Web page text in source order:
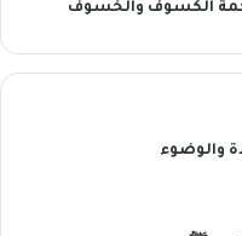
الكسوف والخسوف
والوضوء